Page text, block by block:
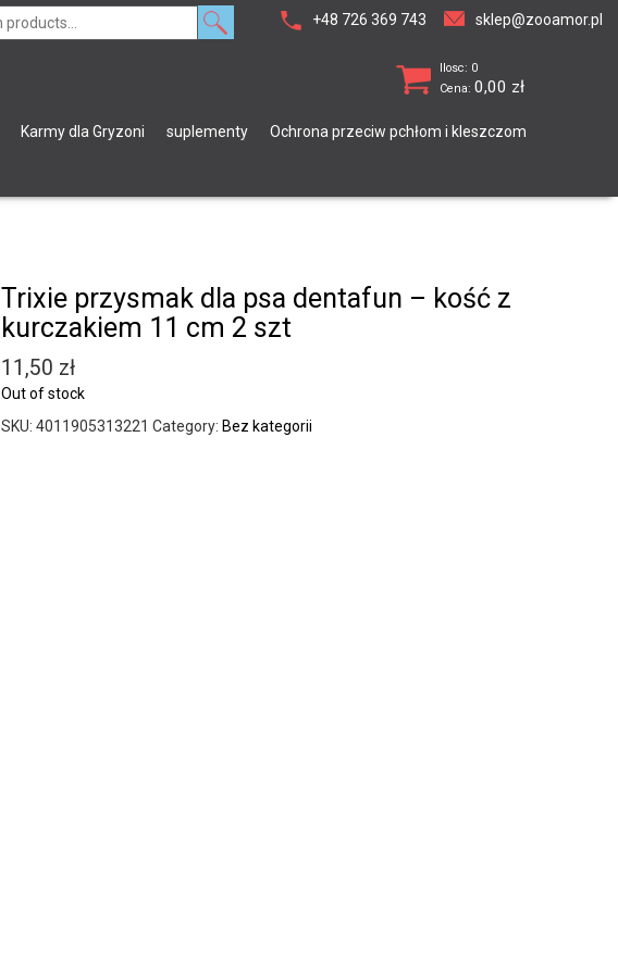
+48 726 369 743 sklep@zooamor.pl
Ilosc: 0
Cena: 0,00 zł
Karmy dla Gryzoni suplementy Ochrona przeciw pchłom i kleszczom
Trixie przysmak dla psa dentafun – kość z
kurczakiem 11 cm 2 szt
11,50 zł
Out of stock
SKU: 4011905313221 Category: Bez kategorii